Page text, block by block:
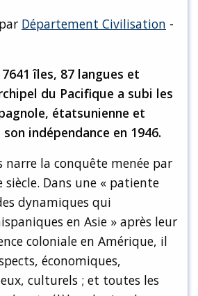
Département Civilisation -
îles, 87 langues et
du Pacifique a subi les
étatsunienne et
indépendance en 1946.
narre la conquête menée par
siècle. Dans une « patiente
dynamiques qui
en Asie » après leur
coloniale en Amérique, il
économiques,
culturels ; et toutes les